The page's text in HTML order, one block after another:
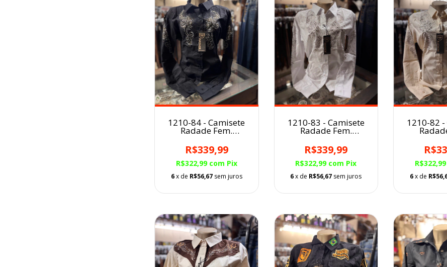
1210-84 - Camisete
Radade Fem.
R$339,99
R$322,99 com Pix
6x de R$56,67 sem juros
1210-83 - Camisete
Radade Fem.
R$339,99
R$322,99 com Pix
6x de R$56,67 sem juros
1210-82
R$322,99
6x de